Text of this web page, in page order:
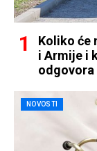
Koliko će
i Armije i
odgovora
NOVOSTI